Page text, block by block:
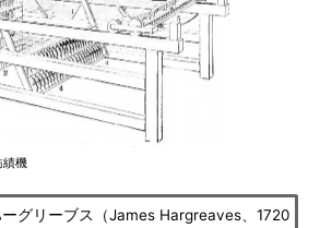
機
グリーブス（James Hargreaves、1720